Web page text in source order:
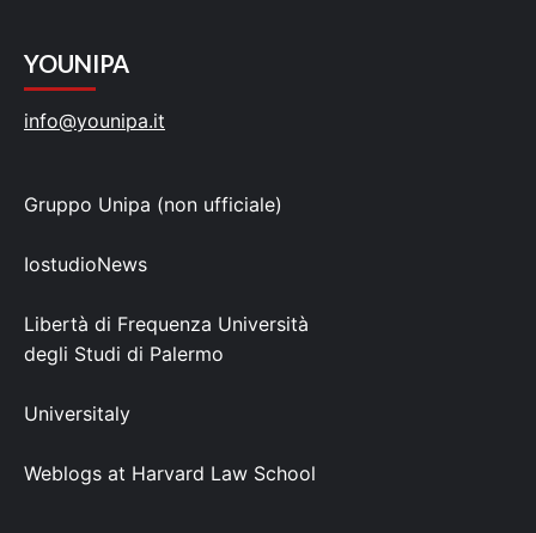
YOUNIPA
info@younipa.it
Gruppo Unipa (non ufficiale)
IostudioNews
Libertà di Frequenza Università
degli Studi di Palermo
Universitaly
Weblogs at Harvard Law School